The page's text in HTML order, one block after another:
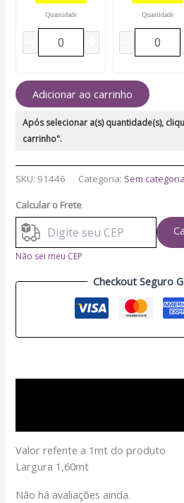
Quantidade Quantidade
Adicionar ao carrinho
Após selecionar a(s) quantidade(s),
carrinho".
SKU: 91446 Categoria: Sem categoria
Calcular o Frete
Não sei meu CEP
Checkout Seguro
Valor refente a 1mt do produto
Largura 1,60mt
Não há avaliações ainda.